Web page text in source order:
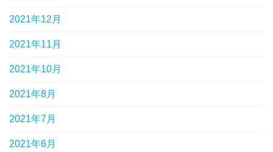
2021年12月
2021年11月
2021年10月
2021年8月
2021年7月
2021年6月